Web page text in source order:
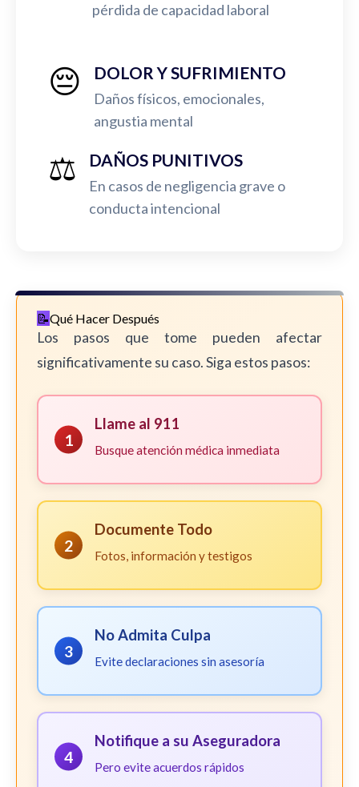
pérdida de capacidad laboral
😔 DOLOR Y SUFRIMIENTO
Daños físicos, emocionales,
angustia mental
⚖️ DAÑOS PUNITIVOS
En casos de negligencia grave o
conducta intencional
Qué Hacer Después
Los pasos que tome pueden afectar
significativamente su caso. Siga estos pasos:
1
Llame al 911
Busque atención médica inmediata
2
Documente Todo
Fotos, información y testigos
3
No Admita Culpa
Evite declaraciones sin asesoría
4
Notifique a su Aseguradora
Pero evite acuerdos rápidos